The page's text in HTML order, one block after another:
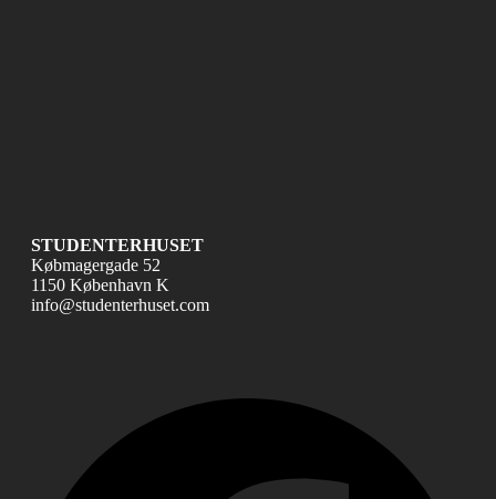
STUDENTERHUSET
Købmagergade 52
1150 København K
info@studenterhuset.com